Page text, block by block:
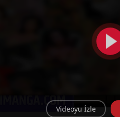
Videoyu İzle